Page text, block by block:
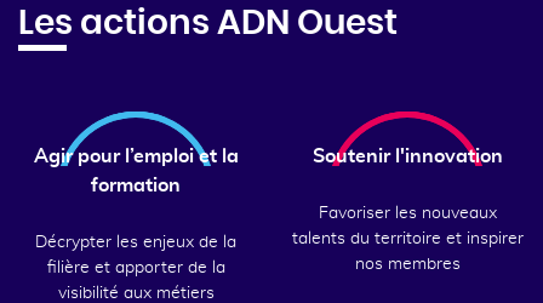
Les actions ADN Ouest
Agir pour l’emploi et la
formation
Décrypter les enjeux de la
filière et apporter de la
visibilité aux métiers
Soutenir l'innovation
Favoriser les nouveaux
talents du territoire et inspirer
nos membres